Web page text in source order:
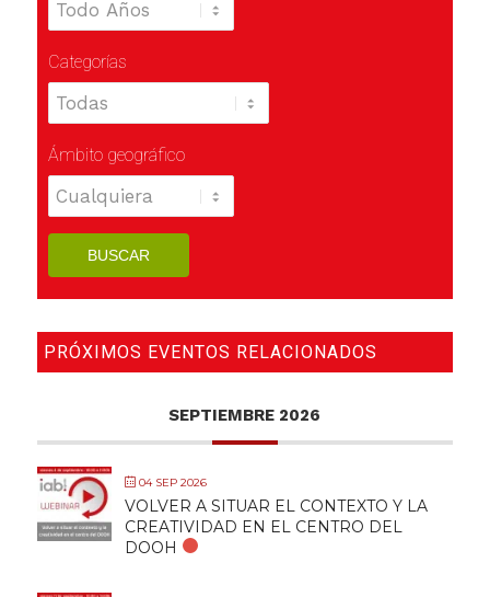
Categorías
Ámbito geográfico
PRÓXIMOS EVENTOS RELACIONADOS
SEPTIEMBRE 2026
04 SEP 2026
VOLVER A SITUAR EL CONTEXTO Y LA
CREATIVIDAD EN EL CENTRO DEL
DOOH